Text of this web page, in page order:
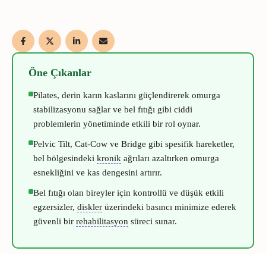
Öne Çıkanlar
Pilates, derin karın kaslarını güçlendirerek omurga
stabilizasyonu sağlar ve bel fıtığı gibi ciddi
problemlerin yönetiminde etkili bir rol oynar.
Pelvic Tilt, Cat-Cow ve Bridge gibi spesifik hareketler,
bel bölgesindeki kronik Kronik ağrıDoku iyileşme süresini
ağrıları azaltırken omurga
esnekliğini ve kas dengesini artırır.
Bel fıtığı olan bireyler için kontrollü ve düşük etkili
egzersizler, disklerİntervertebral diskİki omur arasında yer
üzerindeki basıncı minimize ederek
güvenli bir rehabilitasyon Rehabilitasyon
süreci sunar.